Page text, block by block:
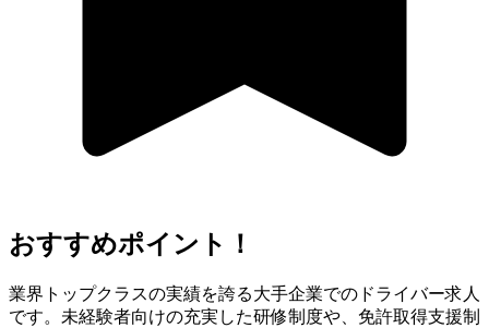
おすすめポイント！
業界トップクラスの実績を誇る大手企業でのドライバー求人
です。未経験者向けの充実した研修制度や、免許取得支援制